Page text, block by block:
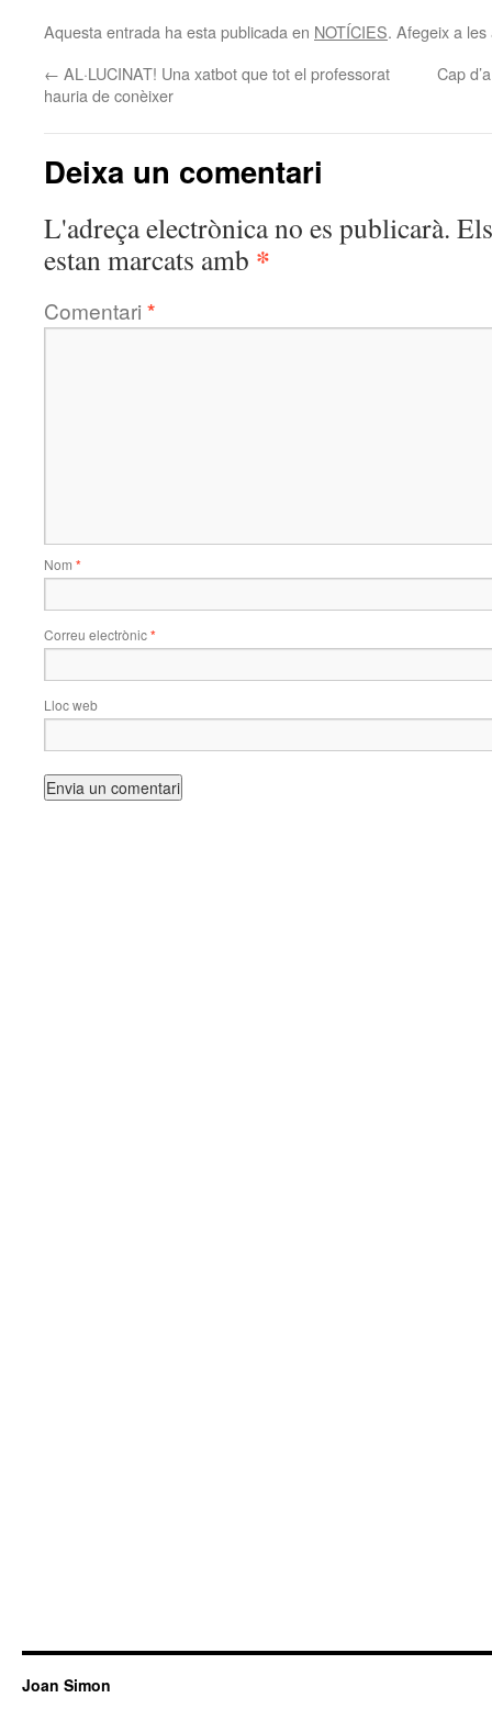
Aquesta entrada ha esta publicada en NOTÍCIES. Afegeix a
← AL·LUCINAT! Una xatbot que tot el professorat
hauria de conèixer
Cap
Deixa un comentari
L'adreça electrònica no es publicarà.
estan marcats amb *
Comentari *
Nom *
Correu electrònic*
Lloc web
Joan Simon